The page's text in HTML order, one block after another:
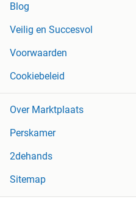
Blog
Veilig en Succesvol
Voorwaarden
Cookiebeleid
Over Marktplaats
Perskamer
2dehands
Sitemap